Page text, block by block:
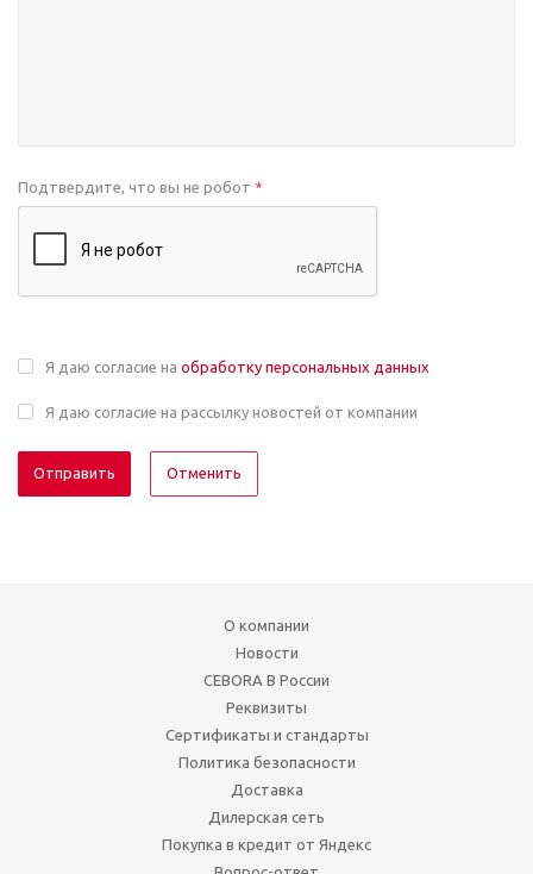
Подтвердите, что вы не робот *
Я даю согласие на обработку персональных данных
Я даю согласие на рассылку новостей от компании
Отменить
О компании
Новости
CEBORA В России
Реквизиты
Сертификаты и стандарты
Политика безопасности
Доставка
Дилерская сеть
Покупка в кредит от Яндекс